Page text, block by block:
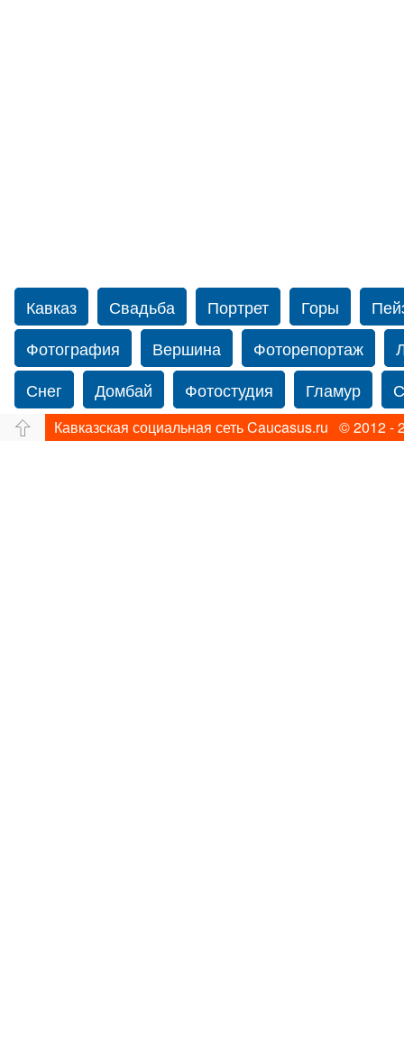
Кавказ Свадьба Портрет Горы
Фотография
Вершина Фоторепортаж
Снег
Домбай Фотостудия Гламур
Путешествие
Перевал Свадьба фото
Кавказская социальная сеть Caucasus.ru © 2012 -